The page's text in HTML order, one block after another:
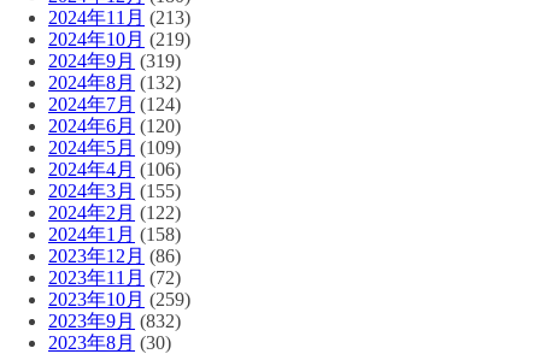
2024年11月 (213)
2024年10月 (219)
2024年9月 (319)
2024年8月 (132)
2024年7月 (124)
2024年6月 (120)
2024年5月 (109)
2024年4月 (106)
2024年3月 (155)
2024年2月 (122)
2024年1月 (158)
2023年12月 (86)
2023年11月 (72)
2023年10月 (259)
2023年9月 (832)
2023年8月 (30)